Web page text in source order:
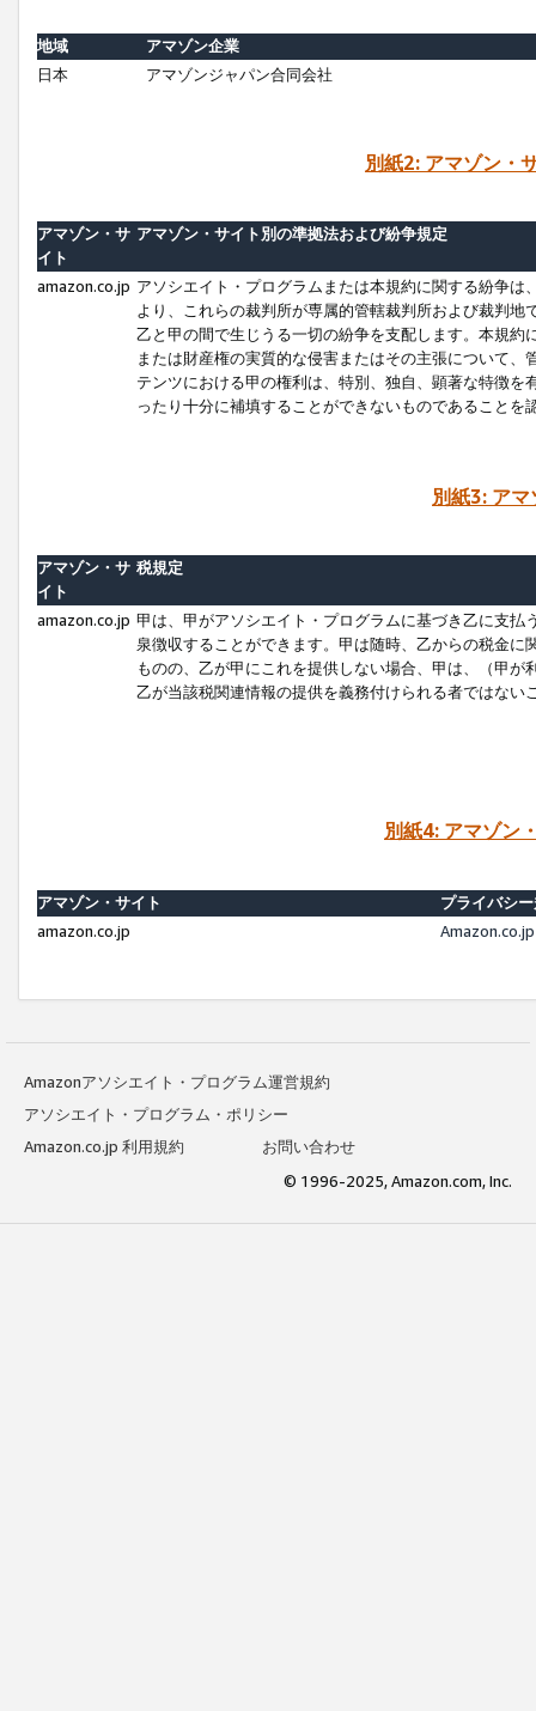
地域
アマゾン企業
日本
アマゾンジャパン合同会社
別紙2: アマゾン・
アマゾン・サ
イト
アマゾン・サイト別の準拠法および紛争規定
amazon.co.jp アソシエイト・プログラムまたは本規約に関する紛争
より、これらの裁判所が専属的管轄裁判所および裁判
乙と甲の間で生じうる一切の紛争を支配します。本規
または財産権の実質的な侵害またはその主張について
テンツにおける甲の権利は、特別、独自、顕著な特徴
ったり十分に補填することができないものであることを
別紙3: ア
アマゾン・サ
イト
税規定
amazon.co.jp 甲は、甲がアソシエイト・プログラムに基づき乙に支
泉徴収することができます。甲は随時、乙からの税金
ものの、乙が甲にこれを提供しない場合、甲は、（甲
乙が当該税関連情報の提供を義務付けられる者ではな
別紙4: アマゾン
アマゾン・サイト
プライバシ
amazon.co.jp
Amazonアソシエイト・プログラム運営規約
アソシエイト・プログラム・ポリシー
Amazon.co.jp 利用規約
お問い合わせ
© 1996-2025, Amazon.com, Inc.